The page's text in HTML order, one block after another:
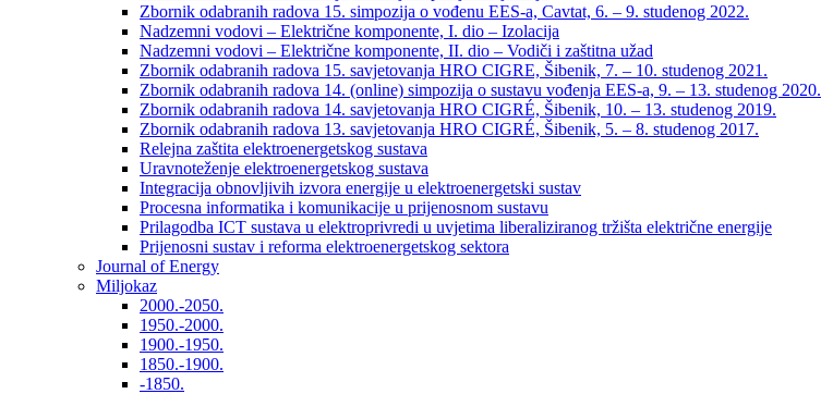
Zbornik odabranih radova 15. simpozija o vođenu EES-a, Cavtat, 6. – 9. studenog 2022.
Nadzemni vodovi – Električne komponente, I. dio – Izolacija
Nadzemni vodovi – Električne komponente, II. dio – Vodiči i zaštitna užad
Zbornik odabranih radova 15. savjetovanja HRO CIGRE, Šibenik, 7. – 10. studenog 2021.
Zbornik odabranih radova 14. (online) simpozija o sustavu vođenja EES-a, 9. – 13. studenog 2020.
Zbornik odabranih radova 14. savjetovanja HRO CIGRÉ, Šibenik, 10. – 13. studenog 2019.
Zbornik odabranih radova 13. savjetovanja HRO CIGRÉ, Šibenik, 5. – 8. studenog 2017.
Relejna zaštita elektroenergetskog sustava
Uravnoteženje elektroenergetskog sustava
Integracija obnovljivih izvora energije u elektroenergetski sustav
Procesna informatika i komunikacije u prijenosnom sustavu
Prilagodba ICT sustava u elektroprivredi u uvjetima liberaliziranog tržišta električne energije
Prijenosni sustav i reforma elektroenergetskog sektora
Journal of Energy
Miljokaz
2000.-2050.
1950.-2000.
1900.-1950.
1850.-1900.
-1850.